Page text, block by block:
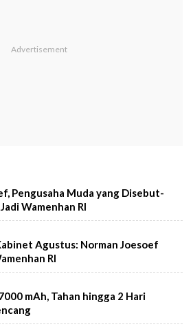
Pengusaha Muda yang Disebut-
Wamenhan RI
Agustus: Norman Joesoef
RI
mAh, Tahan hingga 2 Hari